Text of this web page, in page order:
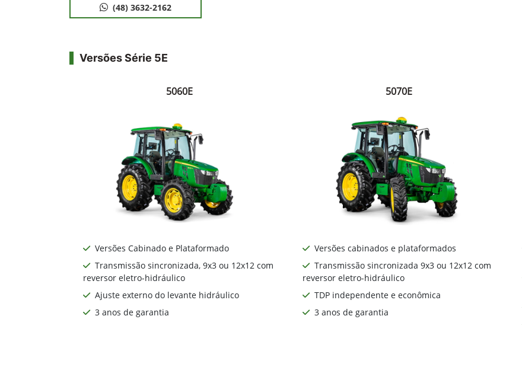
(48) 3632-2162
Versões Série 5E
5060E
Versões Cabinado e Plataformado
Transmissão sincronizada, 9x3 ou 12x12 com
reversor eletro-hidráulico
Ajuste externo do levante hidráulico
3 anos de garantia
5070E
Versões cabinados e plataformados
Transmissão sincronizada 9x3 ou 12x12 com
reversor eletro-hidráulico
TDP independente e econômica
3 anos de garantia